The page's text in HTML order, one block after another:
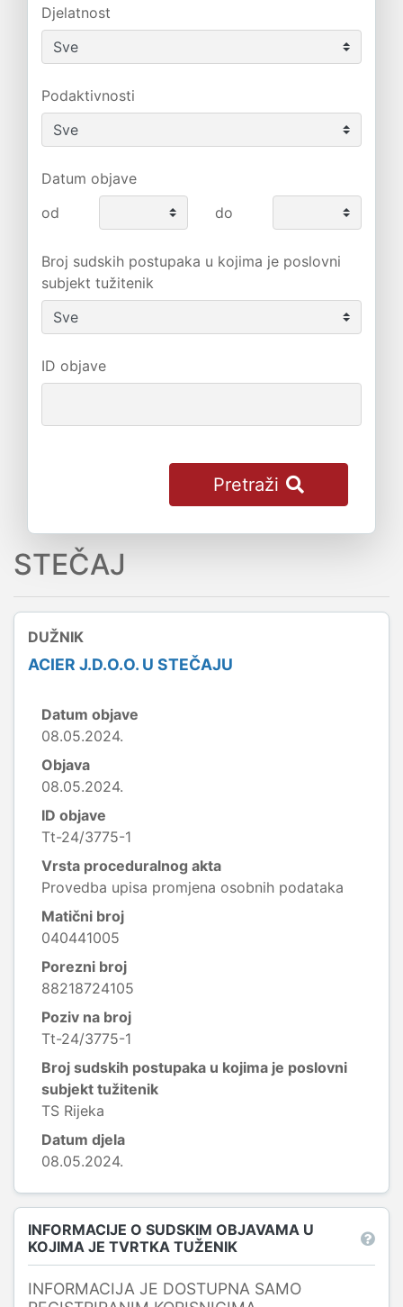
Djelatnost
Podaktivnosti
Datum objave
od
do
Broj sudskih postupaka u kojima je poslovni
subjekt tužitenik
ID objave
Pretraži
STEČAJ
DUŽNIK
ACIER J.D.O.O. U STEČAJU
Datum objave
08.05.2024.
Objava
08.05.2024.
ID objave
Tt-24/3775-1
Vrsta proceduralnog akta
Provedba upisa promjena osobnih podataka
Matični broj
040441005
Porezni broj
88218724105
Poziv na broj
Tt-24/3775-1
Broj sudskih postupaka u kojima je poslovni
subjekt tužitenik
TS Rijeka
Datum djela
08.05.2024.
INFORMACIJE O SUDSKIM OBJAVAMA U
KOJIMA JE TVRTKA TUŽENIK
INFORMACIJA JE DOSTUPNA SAMO